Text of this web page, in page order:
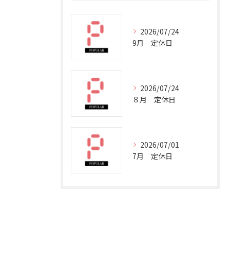
2026/07/24
9月 定休日
2026/07/24
８月 定休日
2026/07/01
7月 定休日